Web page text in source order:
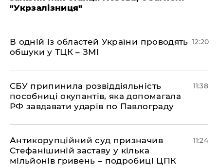
"Укрзалізниця"
В одній із областей України проводять
обшуки у ТЦК – ЗМІ
12:20
СБУ припинила розвіддіяльність
пособниці окупантів, яка допомагала
РФ завдавати ударів по Павлограду
11:38
Антикорупційний суд призначив
Стефанішиній заставу у кілька
мільйонів гривень – подробиці ЦПК
11:24